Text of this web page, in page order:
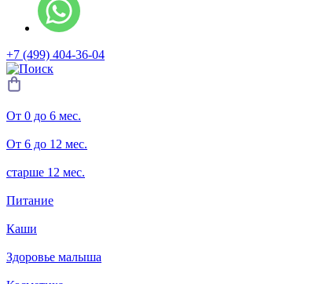
+7 (499) 404-36-04
От 0 до 6 мес.
От 6 до 12 мес.
старше 12 мес.
Питание
Каши
Здоровье малыша